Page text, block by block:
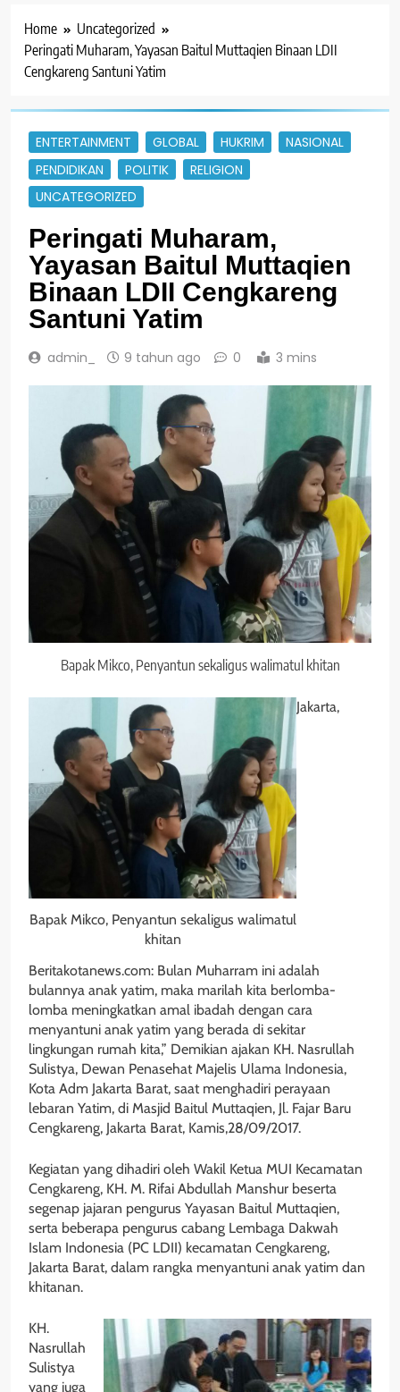
Home
Uncategorized
Peringati Muharam, Yayasan Baitul Muttaqien Binaan LDII
Cengkareng Santuni Yatim
ENTERTAINMENT GLOBAL HUKRIM
NASIONAL
PENDIDIKAN
POLITIK
RELIGION
UNCATEGORIZED
Peringati Muharam,
Yayasan Baitul Muttaqien
Binaan LDII Cengkareng
Santuni Yatim
admin_ 9 tahun ago 0 3 mins
Bapak Mikco, Penyantun sekaligus walimatul khitan
Bapak Mikco, Penyantun sekaligus walimatul
khitan
Jakarta,
Beritakotanews.com: Bulan Muharram ini adalah
bulannya anak yatim, maka marilah kita berlomba-
lomba meningkatkan amal ibadah dengan cara
menyantuni anak yatim yang berada di sekitar
lingkungan rumah kita,” Demikian ajakan KH. Nasrullah
Sulistya, Dewan Penasehat Majelis Ulama Indonesia,
Kota Adm Jakarta Barat, saat menghadiri perayaan
lebaran Yatim, di Masjid Baitul Muttaqien, Jl. Fajar Baru
Cengkareng, Jakarta Barat, Kamis,28/09/2017.
Kegiatan yang dihadiri oleh Wakil Ketua MUI Kecamatan
Cengkareng, KH. M. Rifai Abdullah Manshur beserta
segenap jajaran pengurus Yayasan Baitul Muttaqien,
serta beberapa pengurus cabang Lembaga Dakwah
Islam Indonesia (PC LDII) kecamatan Cengkareng,
Jakarta Barat, dalam rangka menyantuni anak yatim dan
khitanan.
KH.
Nasrullah
Sulistya
yang juga